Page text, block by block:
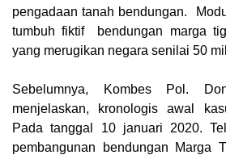
pengadaan tanah bendungan.
tumbuh fiktif bendungan marga
yang merugikan negara senilai 50
Sebelumnya, Kombes Pol.
menjelaskan, kronologis awal
Pada tanggal 10 januari 2020.
pembangunan bendungan Marga